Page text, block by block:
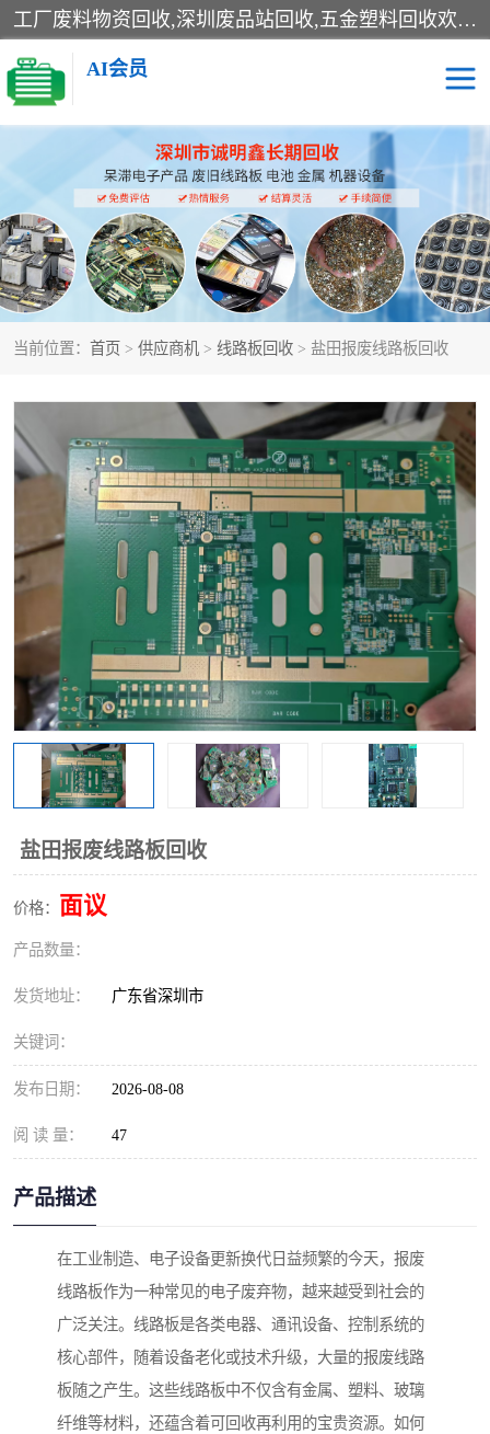
工厂废料物资回收,深圳废品站回收,五金塑料回收欢迎有金属、塑料、电子、电线、废旧设备、废铜、锡渣、线路板、镀银废料、废IC、电子零件、电子脚，等其他废旧物资的单位及个人联系洽谈。对提供息者我们可以提供优厚的业务提成（佣金）。
AI会员
当前位置： 首页 > 供应商机 > 线路板回收 > 盐田报废线路板回收
盐田报废线路板回收
价格： 面议
产品数量：
发货地址： 广东省深圳市
关键词：
发布日期： 2026-08-08
阅 读 量： 47
产品描述
在工业制造、电子设备更新换代日益频繁的今天，报废
线路板作为一种常见的电子废弃物，越来越受到社会的
广泛关注。线路板是各类电器、通讯设备、控制系统的
核心部件，随着设备老化或技术升级，大量的报废线路
板随之产生。这些线路板中不仅含有金属、塑料、玻璃
纤维等材料，还蕴含着可回收再利用的宝贵资源。如何
线路板回收 电子回收
电子产品回收 电池回收
金属回收 机器设备回收